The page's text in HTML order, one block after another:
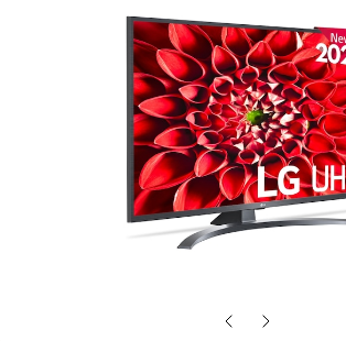
DiapositivaDiapositiva